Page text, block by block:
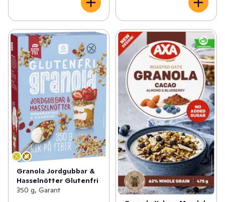
Granola Jordgubbar &
Hasselnötter Glutenfri
350 g, Garant